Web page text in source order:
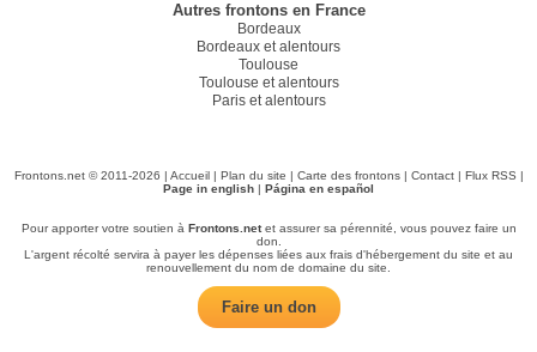
Autres frontons en France
Bordeaux
Bordeaux et alentours
Toulouse
Toulouse et alentours
Paris et alentours
Frontons.net © 2011-2026 | Accueil| Plan du site | Carte des frontons| Contact| Flux RSS |
Page in english | Página en español
Pour apporter votre soutien à Frontons.netet assurer sa pérennité, vous pouvez faire un
don.
L'argent récolté servira à payer les dépenses liées aux frais d'hébergement du site et au
renouvellement du nom de domaine du site.
Faire un don